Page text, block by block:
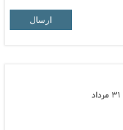
ارسال